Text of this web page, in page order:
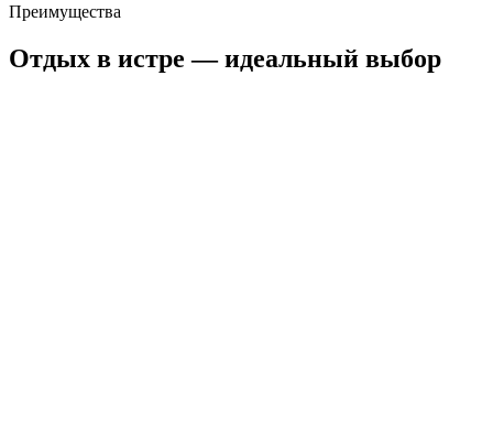
Преимущества
Отдых в истре — идеальный выбор